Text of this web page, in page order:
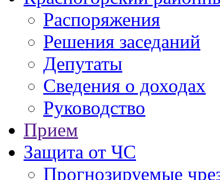
Распоряжения
Решения заседаний
Депутаты
Сведения о доходах
Руководство
Прием
Защита от ЧС
Прогнозируемые